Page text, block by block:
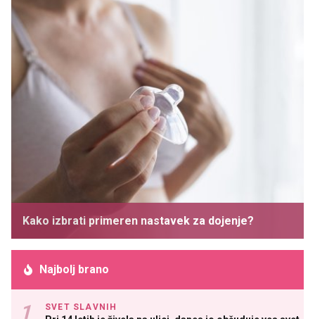
Kako izbrati primeren nastavek za dojenje?
Najbolj brano
SVET SLAVNIH